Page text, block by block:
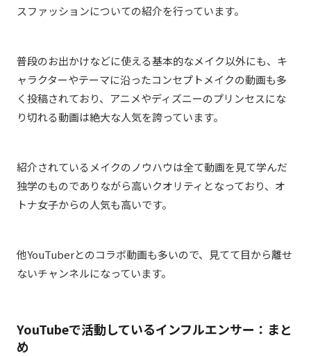
スファッションについての紹介を行っています。
普段のお出かけなどに使える基本的なメイク以外にも、キ
ャラクターやテーマに沿ったコンセプトメイクの動画も多
く投稿されており、アニメやディズニーのプリンセスにな
り切れる動画は絶大な人気を誇っています。
紹介されているメイクのノウハウは全て動画を見て学んだ
独学のものでありながら高いクオリティとなっており、オ
トナ女子からの人気も高いです。
他YouTuberとのコラボ動画も多いので、見てて目から離せ
ないチャンネルになっています。
YouTubeで活動しているインフルエンサー：まと
め